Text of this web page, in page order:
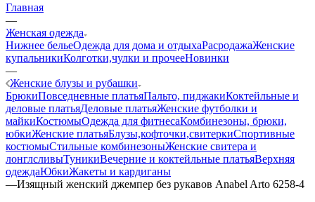
Главная
—
Женская одежда
Нижнее бельеОдежда для дома и отдыхаРасродажаЖенские
купальникиКолготки,чулки и прочееНовинки
—
Женские блузы и рубашки
БрюкиПовседневные платьяПальто, пиджакиКоктейльные и
деловые платьяДеловые платьяЖенские футболки и
майкиКостюмыОдежда для фитнесаКомбинезоны, брюки,
юбкиЖенские платьяБлузы,кофточки,свитеркиСпортивные
костюмыСтильные комбинезоныЖенские свитера и
лонглсливыТуникиВечерние и коктейльные платьяВерхняя
одеждаЮбкиЖакеты и кардиганы
—Изящный женский джемпер без рукавов Anabel Arto 6258-4